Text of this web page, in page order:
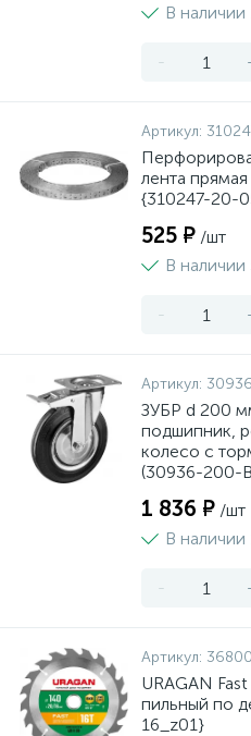
В наличии
-
Артикул:
лента
{310247-20-
525 ₽ /шт
В наличии
-
Артикул:
ЗУБР d 200
подшипник,
колесо c
(30936-200-
1 836 ₽ /шт
В наличии
-
Артикул:
URAGAN
пильный по
16_z01}